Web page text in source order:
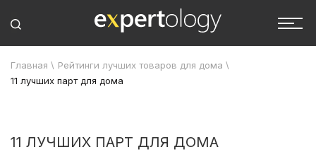
Главная \ Рейтинги лучших товаров для дома \
11 лучших парт для дома
11 ЛУЧШИХ ПАРТ ДЛЯ ДОМА